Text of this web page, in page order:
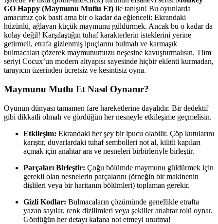
GO Happy (Maymunu Mutlu Et) ile tanışın! Bu oyunlarda
amacımız çok basit ama bir o kadar da eğlenceli: Ekrandaki
hüzünlü, ağlayan küçük maymunu güldürmek. Ancak bu o kadar da
kolay değil! Karşılaştığın tuhaf karakterlerin isteklerini yerine
getirmeli, etrafa gizlenmiş ipuçlarını bulmalı ve karmaşık
bulmacaları çözerek maymunumuzu neşesine kavuşturmalısın. Tüm
seriyi Cocux’un modern altyapısı sayesinde hiçbir eklenti kurmadan,
tarayıcın üzerinden ücretsiz ve kesintisiz oyna.
Maymunu Mutlu Et Nasıl Oynanır?
Oyunun dünyası tamamen fare hareketlerine dayalıdır. Bir dedektif
gibi dikkatli olmalı ve gördüğün her nesneyle etkileşime geçmelisin.
Etkileşim: Ekrandaki her şey bir ipucu olabilir. Çöp kutularını
karıştır, duvarlardaki tuhaf sembolleri not al, kilitli kapıları
açmak için anahtar ara ve nesneleri birbirleriyle birleştir.
Parçaları Birleştir: Çoğu bölümde maymunu güldürmek için
gerekli olan nesnelerin parçalarını (örneğin bir makinenin
dişlileri veya bir haritanın bölümleri) toplaman gerekir.
Gizli Kodlar: Bulmacaların çözümünde genellikle etrafta
yazan sayılar, renk dizilimleri veya şekiller anahtar rolü oynar.
Gördüğün her detayı kafana not etmeyi unutma!